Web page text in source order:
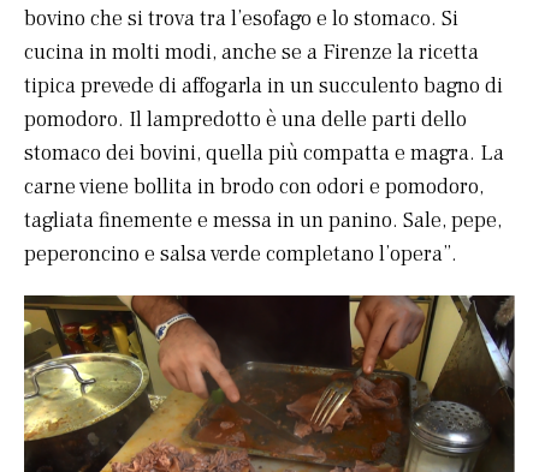
bovino che si trova tra l’esofago e lo stomaco. Si
cucina in molti modi, anche se a Firenze la ricetta
tipica prevede di affogarla in un succulento bagno di
pomodoro. Il lampredotto è una delle parti dello
stomaco dei bovini, quella più compatta e magra. La
carne viene bollita in brodo con odori e pomodoro,
tagliata finemente e messa in un panino. Sale, pepe,
peperoncino e salsa verde completano l’opera”.